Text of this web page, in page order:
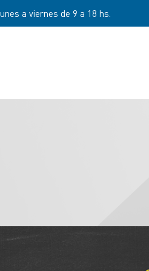
lunes a viernes de 9 a 18 hs.